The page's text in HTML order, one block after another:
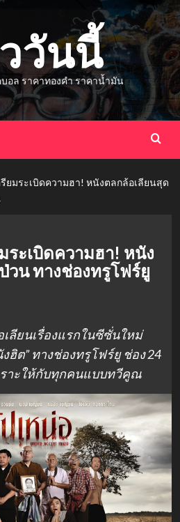
วันนี้
อล ราคาทองคำ ราคาน้ำมัน
รียมระเบิดความฮา! หนังตลกล้อเลียนสุด
ระเบิดความฮา! หนัง
วน ทางช่องทรูโฟร์ยู
เลียนเรื่องแรกในซีซั่นใหม่
ฮิต” ทางช่องทรูโฟร์ยู ช่อง 24
ราะให้กับทุกคนแบบทวีคูณ